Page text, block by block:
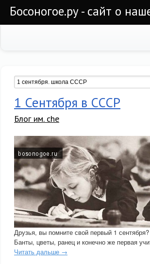
Босоногое.ру - сайт о
1 Сентября в СССР
Блог им. che
Друзья, вы помните свой первый 1 сентября?
Банты, цветы, ранец и конечно же первая
Читать дальше →